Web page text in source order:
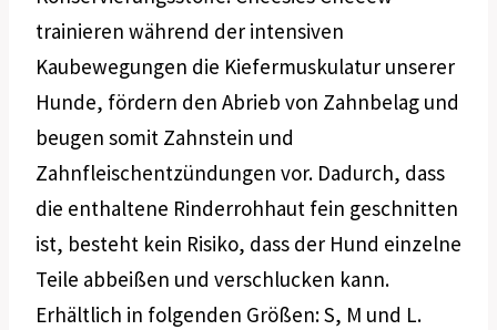
trainieren während der intensiven
Kaubewegungen die Kiefermuskulatur unserer
Hunde, fördern den Abrieb von Zahnbelag und
beugen somit Zahnstein und
Zahnfleischentzündungen vor. Dadurch, dass
die enthaltene Rinderrohhaut fein geschnitten
ist, besteht kein Risiko, dass der Hund einzelne
Teile abbeißen und verschlucken kann.
Erhältlich in folgenden Größen: S, M und L.